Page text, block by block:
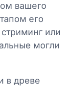
вашего
его
или
могли
в древе